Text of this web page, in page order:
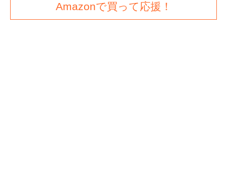
Amazonで買って応援！